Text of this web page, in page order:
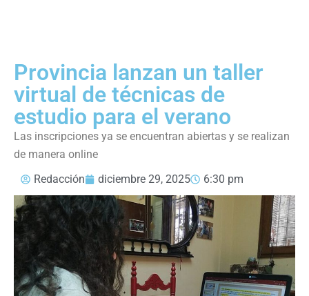
Provincia lanzan un taller
virtual de técnicas de
estudio para el verano
Las inscripciones ya se encuentran abiertas y se realizan
de manera online
Redacción
diciembre 29, 2025 6:30 pm